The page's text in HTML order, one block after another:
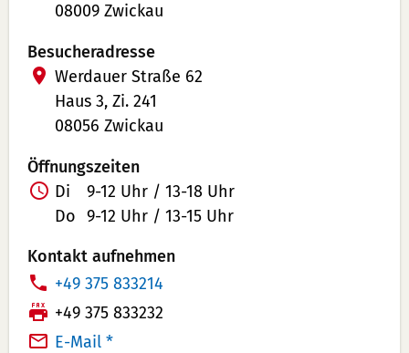
08009 Zwickau
Besucheradresse
Werdauer Straße 62
Haus 3, Zi. 241
08056 Zwickau
Öffnungszeiten
Di
9-12 Uhr / 13-18 Uhr
Do 9-12 Uhr / 13-15 Uhr
Kontakt aufnehmen
T
e
l
+49 375 833214
F
a
+49 375 833232
E-Mail *